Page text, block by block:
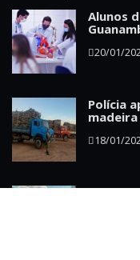
Alunos
20/01/
Polícia
18/01/